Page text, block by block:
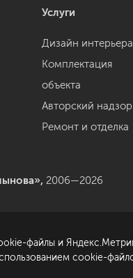
Услуги
Дизайн интерьера
Комплектация
объекта
Авторский надзор
Ремонт и отделка
2006—2026
файлы и
cookie-